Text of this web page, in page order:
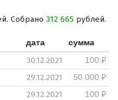
Собрано 312 665 рублей.
дата
сумма
30.12.2021
100 ₽
29.12.2021
50 000 ₽
29.12.2021
100 ₽